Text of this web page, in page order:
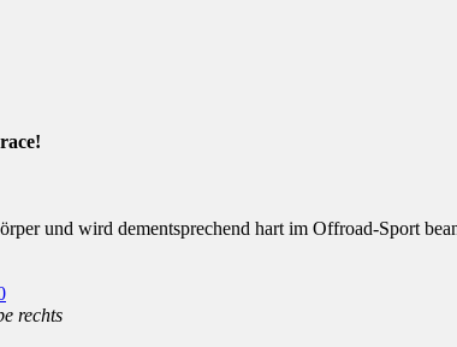
und wird dementsprechend hart im Offroad-Sport
rechts